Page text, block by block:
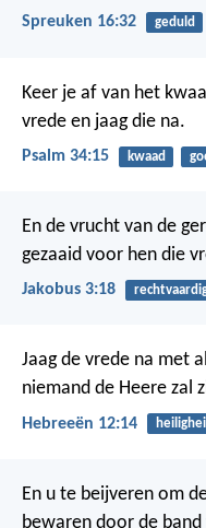
Spreuken 16:32 geduld
Keer je af van het
vrede en jaag die na.
Psalm 34:15 kwaad
En de vrucht van de
gezaaid voor hen die
Jakobus 3:18
Jaag de vrede na met
niemand de Heere zal
Hebreeën 12:14
En u te beijveren om
bewaren door de band